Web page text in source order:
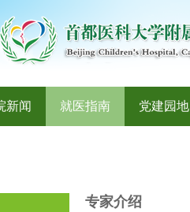
新闻 就医指南 党建园地
专家介绍